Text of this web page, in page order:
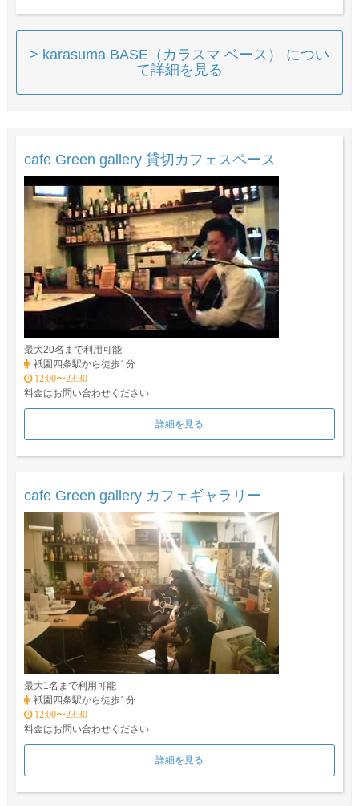
> karasuma BASE（カラスマ ベース） につい
て詳細を見る
cafe Green gallery 貸切カフェスペース
最大20名まで利用可能
祇園四条駅から徒歩1分
12:00〜23:30
料金はお問い合わせください
詳細を見る
cafe Green gallery カフェギャラリー
最大1名まで利用可能
祇園四条駅から徒歩1分
12:00〜23:30
料金はお問い合わせください
詳細を見る